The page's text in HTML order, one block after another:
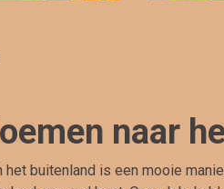
naar
buitenland is een mooie